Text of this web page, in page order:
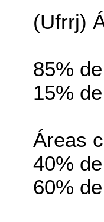
(Ufrrj)
85%
15%
Áreas
40%
60%